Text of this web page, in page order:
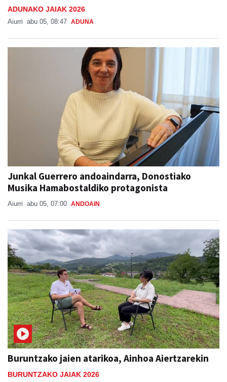
ADUNAKO JAIAK 2026
Aiurri abu 05, 08:47 ADUNA
Junkal Guerrero andoaindarra, Donostiako
Musika Hamabostaldiko protagonista
Aiurri abu 05, 07:00 ANDOAIN
Buruntzako jaien atarikoa, Ainhoa Aiertzarekin
BURUNTZAKO JAIAK 2026